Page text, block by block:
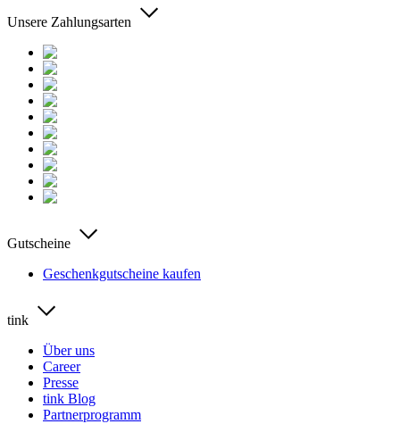
Unsere Zahlungsarten
Gutscheine
Geschenkgutscheine kaufen
tink
Über uns
Career
Presse
tink Blog
Partnerprogramm